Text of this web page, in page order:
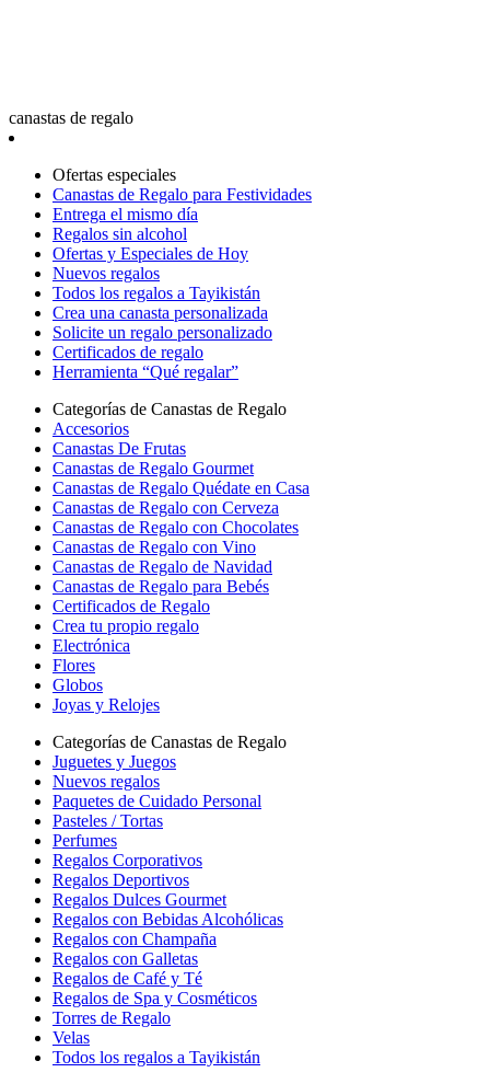
canastas de regalo
Ofertas especiales
Canastas de Regalo para Festividades
Entrega el mismo día
Regalos sin alcohol
Ofertas y Especiales de Hoy
Nuevos regalos
Todos los regalos a Tayikistán
Crea una canasta personalizada
Solicite un regalo personalizado
Certificados de regalo
Herramienta “Qué regalar”
Categorías de Canastas de Regalo
Accesorios
Canastas De Frutas
Canastas de Regalo Gourmet
Canastas de Regalo Quédate en Casa
Canastas de Regalo con Cerveza
Canastas de Regalo con Chocolates
Canastas de Regalo con Vino
Canastas de Regalo de Navidad
Canastas de Regalo para Bebés
Certificados de Regalo
Crea tu propio regalo
Electrónica
Flores
Globos
Joyas y Relojes
Categorías de Canastas de Regalo
Juguetes y Juegos
Nuevos regalos
Paquetes de Cuidado Personal
Pasteles / Tortas
Perfumes
Regalos Corporativos
Regalos Deportivos
Regalos Dulces Gourmet
Regalos con Bebidas Alcohólicas
Regalos con Champaña
Regalos con Galletas
Regalos de Café y Té
Regalos de Spa y Cosméticos
Torres de Regalo
Velas
Todos los regalos a Tayikistán